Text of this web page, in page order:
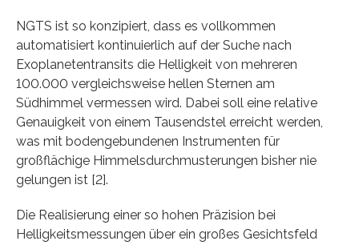
NGTS ist so konzipiert, dass es vollkommen
automatisiert kontinuierlich auf der Suche nach
Exoplanetentransits die Helligkeit von mehreren
100.000 vergleichsweise hellen Sternen am
Südhimmel vermessen wird. Dabei soll eine relative
Genauigkeit von einem Tausendstel erreicht werden,
was mit bodengebundenen Instrumenten für
großflächige Himmelsdurchmusterungen bisher nie
gelungen ist [2].
Die Realisierung einer so hohen Präzision bei
Helligkeitsmessungen über ein großes Gesichtsfeld